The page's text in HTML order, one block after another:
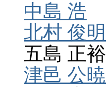
中島 浩
北村 俊明
五島 正裕
津邑 公暁